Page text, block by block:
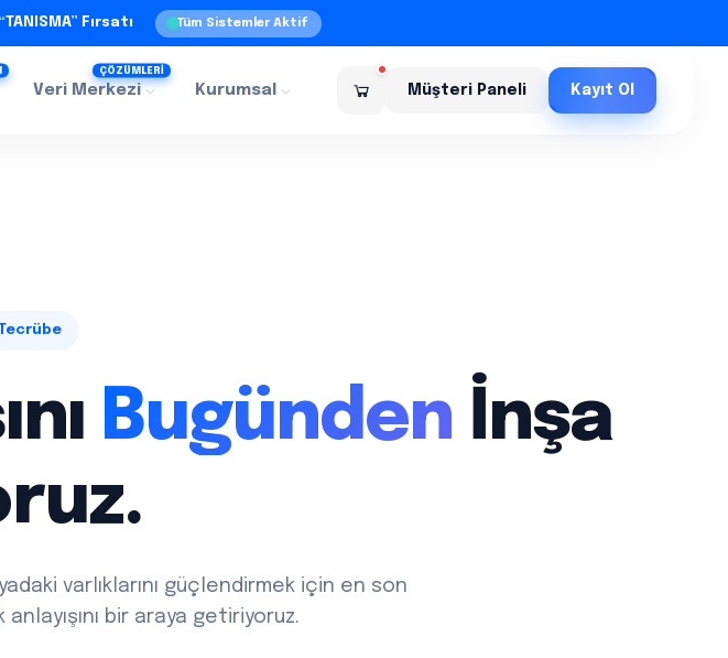
Fırsatı Tüm Sistemler Aktif
Veri Merkezi
ÇÖZÜMLERİ
Kurumsal Müşteri Paneli Kayıt Ol
Tecrübe
Bugünden İnşa
varlıklarını güçlendirmek için en son
bir araya getiriyoruz.